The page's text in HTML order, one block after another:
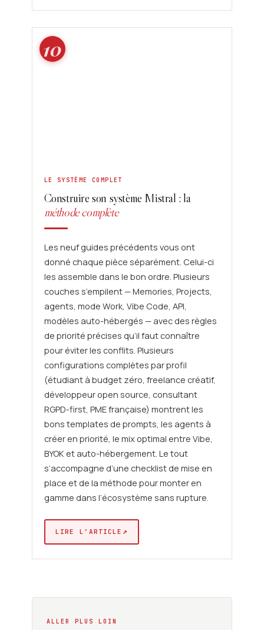
10
LE SYSTÈME COMPLET
Construire son système Mistral : la
méthode complète
Les neuf guides précédents vous ont
donné chaque pièce séparément. Celui-ci
les assemble dans le bon ordre. Plusieurs
couches s’empilent — Memories, Projects,
agents, mode Work, Vibe Code, API,
modèles auto-hébergés — avec des règles
de priorité précises qu’il faut connaître
pour éviter les conflits. Plusieurs
configurations complètes par profil
(étudiant à budget zéro, freelance créatif,
développeur open source, consultant
RGPD-first, PME française) montrent les
bons templates de prompts, les agents à
créer en priorité, le mix optimal entre Vibe,
BYOK et auto-hébergement. Le tout
s’accompagne d’une checklist de mise en
place et de la méthode pour monter en
gamme dans l’écosystème sans rupture.
LIRE L’ARTICLE ↗
ALLER PLUS LOIN